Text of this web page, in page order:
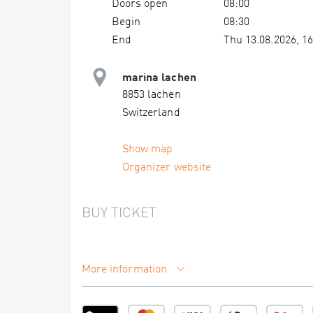
Doors open
08:00
Begin
08:30
End
Thu 13.08.2026,
marina lachen
8853 lachen
Switzerland
Show map
Organizer website
BUY TICKET
More information